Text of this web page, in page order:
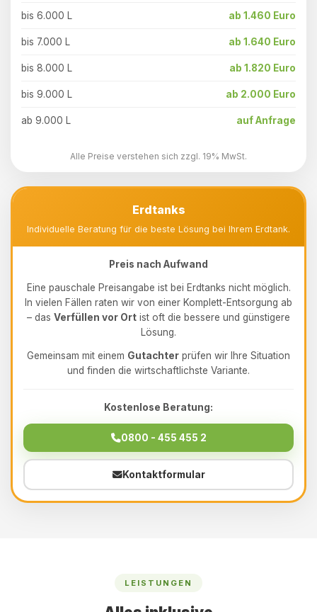
bis 6.000 L ab 1.460 Euro
bis 7.000 L ab 1.640 Euro
bis 8.000 L ab 1.820 Euro
bis 9.000 L ab 2.000 Euro
ab 9.000 L auf Anfrage
Alle Preise verstehen sich zzgl. 19% MwSt.
Erdtanks
Individuelle Beratung für die beste Lösung bei Ihrem Erdtank.
Preis nach Aufwand
Eine pauschale Preisangabe ist bei Erdtanks nicht möglich.
In vielen Fällen raten wir von einer Komplett-Entsorgung ab
– das Verfüllen vor Ort ist oft die bessere und günstigere
Lösung.
Gemeinsam mit einem Gutachter prüfen wir Ihre Situation
und finden die wirtschaftlichste Variante.
Kostenlose Beratung:
0800 - 455 455 2
Kontaktformular
LEISTUNGEN